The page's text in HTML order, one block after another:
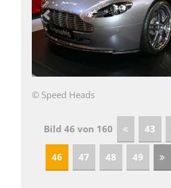
© Speed Heads
Bild 46 von 160 43
46 47 48 49